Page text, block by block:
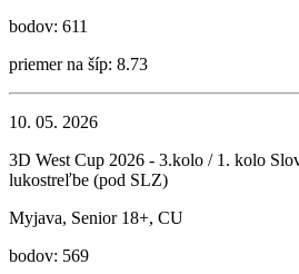
bodov: 611
priemer na šíp: 8.73
10. 05. 2026
3D West Cup 2026 - 3.kolo / 1. kolo
lukostreľbe (pod SLZ)
Myjava, Senior 18+, CU
bodov: 569